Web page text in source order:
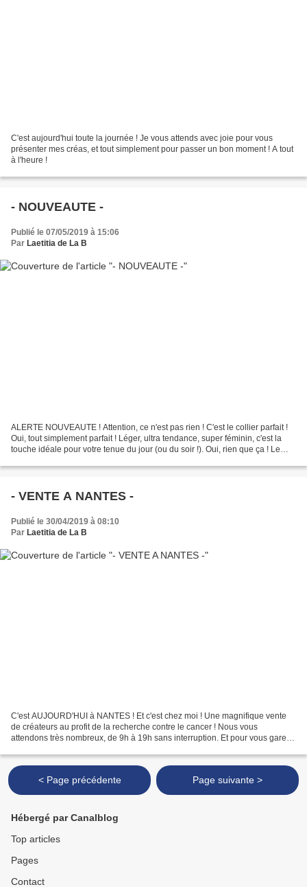
C'est aujourd'hui toute la journée ! Je vous attends avec joie pour vous
présenter mes créas, et tout simplement pour passer un bon moment ! A tout
à l'heure !
- NOUVEAUTE -
Publié le 07/05/2019 à 15:06
Par Laetitia de La B
ALERTE NOUVEAUTE ! Attention, ce n'est pas rien ! C'est le collier parfait !
Oui, tout simplement parfait ! Léger, ultra tendance, super féminin, c'est la
touche idéale pour votre tenue du jour (ou du soir !). Oui, rien que ça ! Le
- VENTE A NANTES -
Publié le 30/04/2019 à 08:10
Par Laetitia de La B
C'est AUJOURD'HUI à NANTES ! Et c'est chez moi ! Une magnifique vente
de créateurs au profit de la recherche contre le cancer ! Nous vous
attendons très nombreux, de 9h à 19h sans interruption. Et pour vous garer,
< Page précédente Page suivante >
Hébergé par Canalblog
Top articles
Pages
Contact